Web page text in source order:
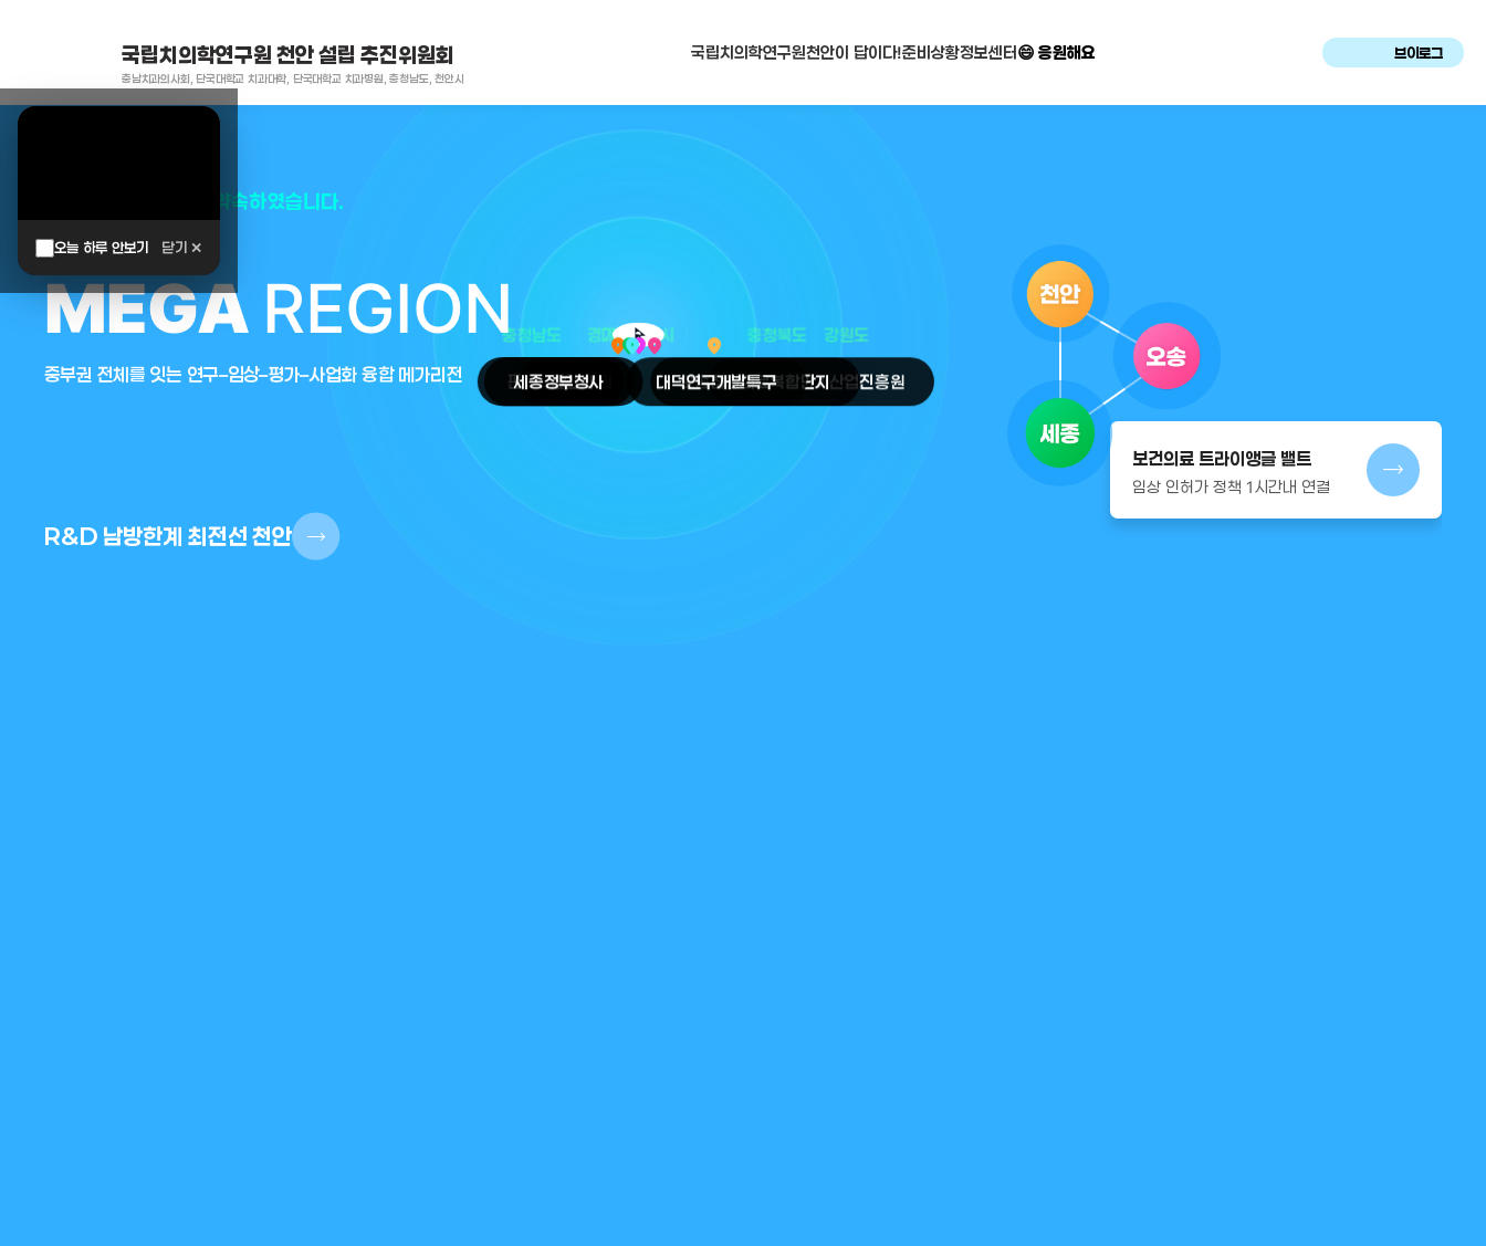
국립치의학연구원 천안 설립 추진위원회
충남치과의사회, 단국대학교 치과대학, 단국대학교 치과병원, 충청남도, 천안시
국립치의학연구원천안이 답이다!준비상황정보센터 😄 응원해요 브이로그
오늘 하루 안보기 닫기 ✕
대한민국은 두번이나 약속하였습니다.
MEGA REGION
중부권 전체를 잇는 연구–임상–평가–사업화 융합 메가리전
R&D 남방한계 최전선 천안
보건의료 트라이앵글 밸트
임상 인허가 정책 1시간내 연결
arrow_selector_tool 강원도
경기도 충청북도
충청남도 대전광역시
place
천안시
place
세종정부청사
place
판교테크노밸리
place
오송첨단의료복합단지
place
대덕연구개발특구
place
원주의료기기산업진흥원